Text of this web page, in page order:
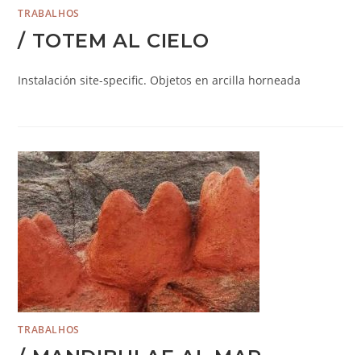
TRABALHOS
/ TOTEM AL CIELO
Instalación site-specific. Objetos en arcilla horneada
TRABALHOS